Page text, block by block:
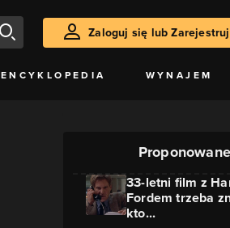
Zaloguj się lub Zarejestruj
ENCYKLOPEDIA WYNAJEM
Proponowane
33-letni film z
Fordem trzeba
kto...